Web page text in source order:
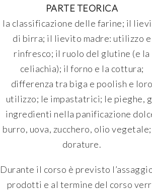
PARTE TEORICA
la classificazione delle farine; il
di birra; il lievito madre: utilizzo e
rinfresco; il ruolo del glutine (e la
celiachia); il forno e la cottura;
differenza tra biga e poolish e loro
utilizzo; le impastatrici; le pieghe,
ingredienti nella panificazione
burro, uova, zucchero, olio
dorature.
Durante il corso è previsto
prodotti e al termine del corso